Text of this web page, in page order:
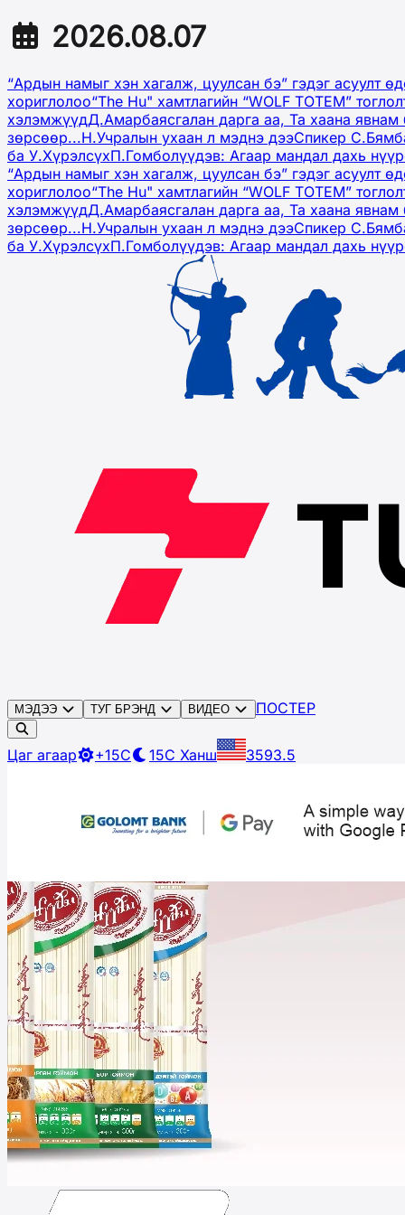
2026.08.07
“Ардын намыг хэн хагалж, цуулсан бэ” гэдэг асуулт
хориглолоо“The Hu" хамтлагийн “WOLF TOTEM”
хэлэмжүүдД.Амарбаясгалан дарга аа, Та хаана явнам
зөрсөөр...Н.Учралын ухаан л мэднэ дээСпикер
ба У.ХүрэлсүхП.Гомболүүдэв: Агаар мандал дахь
“Ардын намыг хэн хагалж, цуулсан бэ” гэдэг асуулт
хориглолоо“The Hu" хамтлагийн “WOLF TOTEM”
хэлэмжүүдД.Амарбаясгалан дарга аа, Та хаана явнам
зөрсөөр...Н.Учралын ухаан л мэднэ дээСпикер
ба У.ХүрэлсүхП.Гомболүүдэв: Агаар мандал дахь
МЭДЭЭ ТУГ БРЭНД ВИДЕО ПОСТЕР
Цаг агаар +15C 15C Ханш 3593.5